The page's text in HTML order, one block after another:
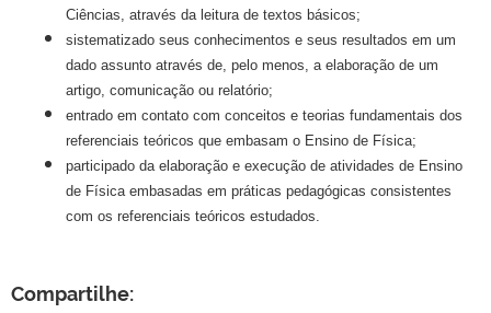
Ciências, através da leitura de textos básicos;
sistematizado seus conhecimentos e seus resultados em um
dado assunto através de, pelo menos, a elaboração de um
artigo, comunicação ou relatório;
entrado em contato com conceitos e teorias fundamentais dos
referenciais teóricos que embasam o Ensino de Física;
participado da elaboração e execução de atividades de Ensino
de Física embasadas em práticas pedagógicas consistentes
com os referenciais teóricos estudados.
Compartilhe: